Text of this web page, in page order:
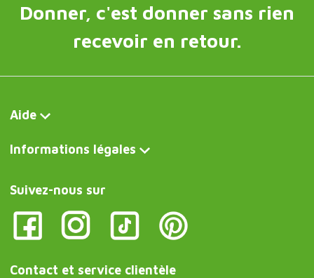
Donner, c'est donner sans rien
recevoir en retour.
Aide
Informations légales
Suivez-nous sur
Contact et service clientèle